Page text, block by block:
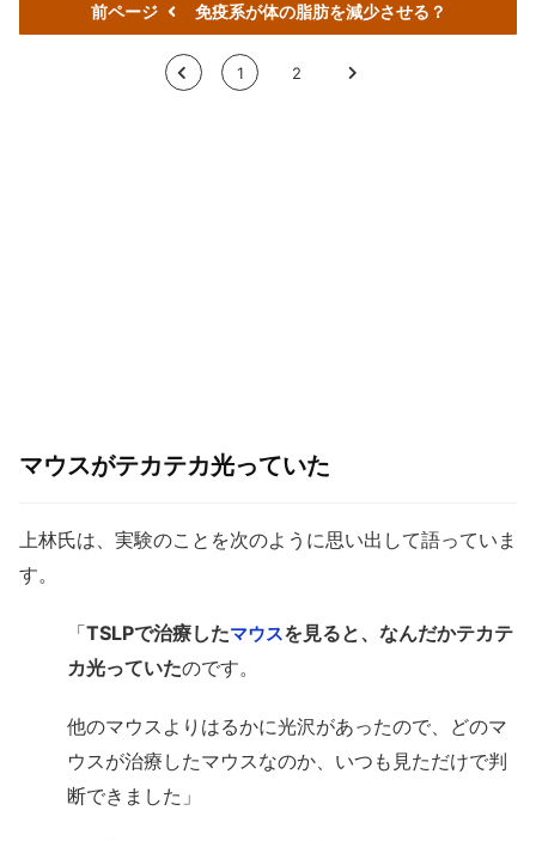
前ページ 免疫系が体の脂肪を減少させる？
< 1 2 >
マウスがテカテカ光っていた
上林氏は、実験のことを次のように思い出して語っていま
す。
「TSLPで治療したマウスを見ると、なんだかテカテ
カ光っていたのです。
他のマウスよりはるかに光沢があったので、どのマ
ウスが治療したマウスなのか、いつも見ただけで判
断できました」